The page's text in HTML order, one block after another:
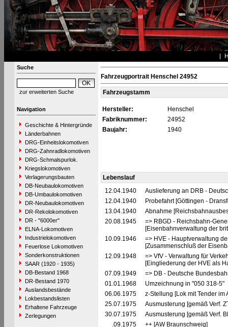
Suche
zur erweiterten Suche
Navigation
Geschichte & Hintergründe
Länderbahnen
DRG-Einheitslokomotiven
DRG-Zahnradlokomotiven
DRG-Schmalspurlok.
Kriegslokomotiven
Verlagerungsbauten
DB-Neubaulokomotiven
DB-Umbaulokomotiven
DR-Neubaulokomotiven
DR-Rekolokomotiven
DR - "6000er"
ELNA-Lokomotiven
Industrielokomotiven
Feuerlose Lokomotiven
Sonderkonstruktionen
SAAR (1920 - 1935)
DB-Bestand 1968
DR-Bestand 1970
Auslandsbestände
Lokbestandslisten
Erhaltene Fahrzeuge
Zerlegungen
Fahrzeugportrait Henschel 24952
Fahrzeugstamm
Hersteller:
Henschel
Fabriknummer:
24952
Baujahr:
1940
Lebenslauf
12.04.1940
Auslieferung an DRB -
12.04.1940
Probefahrt [Göttingen -
13.04.1940
Abnahme
20.08.1945
=> RBGD - Reichsbahn-
[Eisenbahnverwaltung der
10.09.1946
=> HVE - Hauptverwaltung
[Zusammenschluß der
12.09.1948
=> VfV - Verwaltung für
[Eingliederung der HVE als
07.09.1949
=> DB - Deutsche
01.01.1968
Umzeichnung in "050 318-5"
06.06.1975
z-Stellung [Lok mit Tender im
25.07.1975
Ausmusterung [gemäß Verf.
30.07.1975
Ausmusterung [gemäß Verf.
__.09.1975
++ [AW Braunschweig]